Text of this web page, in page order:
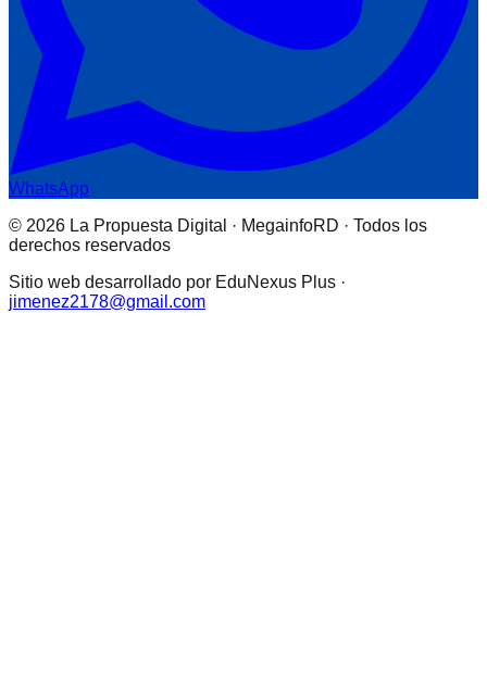
WhatsApp
© 2026 La Propuesta Digital · MegainfoRD · Todos los
derechos reservados
Sitio web desarrollado por EduNexus Plus ·
jimenez2178@gmail.com